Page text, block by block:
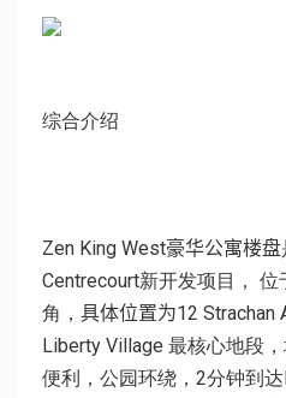
综合介绍
Zen King West豪华公寓楼盘
Centrecourt新开发项目 ， 位
角 ， 具体位置为12 Strachan
Liberty Village 最核心地段，
便利，公园环绕， 2分钟到